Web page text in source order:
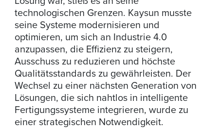
technologischen Grenzen. Kaysun musste
seine Systeme modernisieren und
optimieren, um sich an Industrie 4.0
anzupassen, die Effizienz zu steigern,
Ausschuss zu reduzieren und höchste
Qualitätsstandards zu gewährleisten. Der
Wechsel zu einer nächsten Generation von
Lösungen, die sich nahtlos in intelligente
Fertigungssysteme integrieren, wurde zu
einer strategischen Notwendigkeit.